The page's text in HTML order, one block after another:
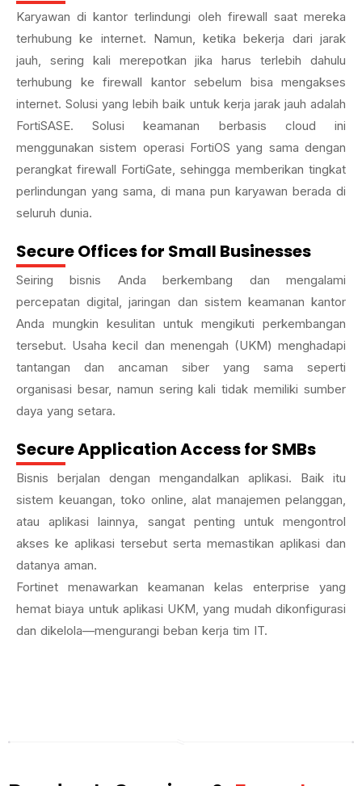
Karyawan di kantor terlindungi oleh firewall saat mereka
terhubung ke internet. Namun, ketika bekerja dari jarak
jauh, sering kali merepotkan jika harus terlebih dahulu
terhubung ke firewall kantor sebelum bisa mengakses
internet. Solusi yang lebih baik untuk kerja jarak jauh adalah
FortiSASE. Solusi keamanan berbasis cloud ini
menggunakan sistem operasi FortiOS yang sama dengan
perangkat firewall FortiGate, sehingga memberikan tingkat
perlindungan yang sama, di mana pun karyawan berada di
seluruh dunia.
Secure Offices for Small Businesses
Seiring bisnis Anda berkembang dan mengalami
percepatan digital, jaringan dan sistem keamanan kantor
Anda mungkin kesulitan untuk mengikuti perkembangan
tersebut. Usaha kecil dan menengah (UKM) menghadapi
tantangan dan ancaman siber yang sama seperti
organisasi besar, namun sering kali tidak memiliki sumber
daya yang setara.
Secure Application Access for SMBs
Bisnis berjalan dengan mengandalkan aplikasi. Baik itu
sistem keuangan, toko online, alat manajemen pelanggan,
atau aplikasi lainnya, sangat penting untuk mengontrol
akses ke aplikasi tersebut serta memastikan aplikasi dan
datanya aman.
Fortinet menawarkan keamanan kelas enterprise yang
hemat biaya untuk aplikasi UKM, yang mudah dikonfigurasi
dan dikelola—mengurangi beban kerja tim IT.